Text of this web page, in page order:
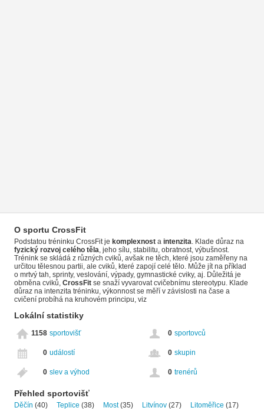
O sportu CrossFit
Podstatou tréninku CrossFit je komplexnost a intenzita . Klade důraz na
fyzický rozvoj celého těla , jeho sílu, stabilitu, obratnost, výbušnost.
Trénink se skládá z různých cviků, avšak ne těch, které jsou zaměřeny na
určitou tělesnou partii, ale cviků, které zapojí celé tělo. Může jít na příklad
o mrtvý tah, sprinty, veslování, výpady, gymnastické cviky, aj. Důležitá je
obměna cviků, CrossFit se snaží vyvarovat cvičebnímu stereotypu. Klade
důraz na intenzita tréninku, výkonnost se měří v závislosti na čase a
cvičení probíhá na kruhovém principu, viz
Lokální statistiky
1158 sportovišť 0 sportovců
0 událostí 0 skupin
0 slev a výhod 0 trenérů
Přehled sportovišť
Děčín (40) Teplice (38) Most (35) Litvínov (27) Litoměřice (17)